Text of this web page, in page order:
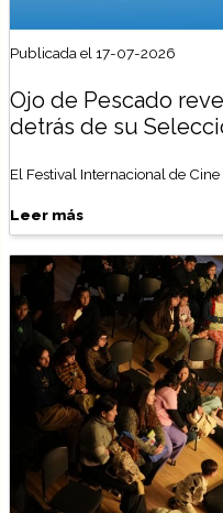
Publicada el 17-07-2026
Ojo de Pescado
detrás de su
El Festival Internacional de
Leer más